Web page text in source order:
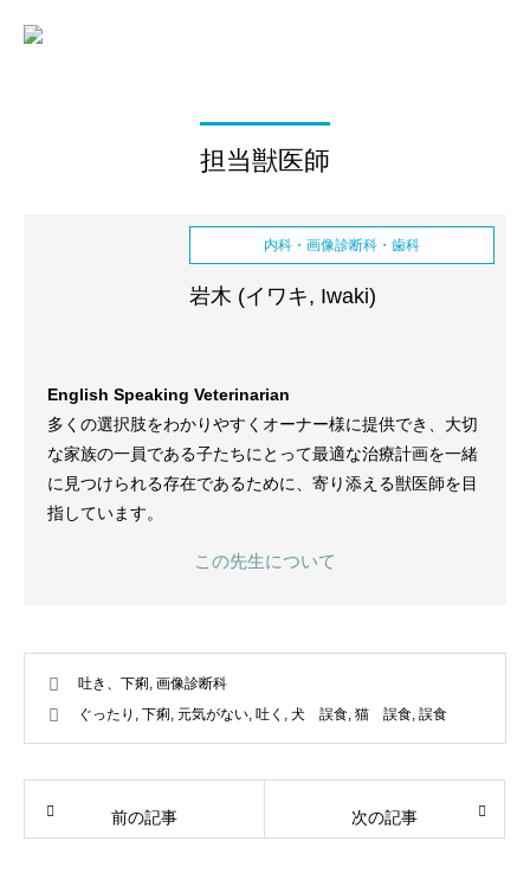
担当獣医師
内科・画像診断科・歯科
岩木 (イワキ, Iwaki)
English Speaking Veterinarian
多くの選択肢をわかりやすくオーナー様に提供でき、大切
な家族の一員である子たちにとって最適な治療計画を一緒
に見つけられる存在であるために、寄り添える獣医師を目
指しています。
この先生について
吐き、下痢, 画像診断科
ぐったり , 下痢, 元気がない, 吐く , 犬 誤食, 猫 誤食, 誤食
前の記事 次の記事